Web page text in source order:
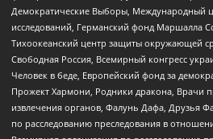
Демократические Выборы, Международный
исследований, Германский фонд Маршалла
Тихоокеанский центр защиты окружающей
Свободная Россия, Всемирный конгресс
Человек в беде, Европейский фонд за
Прожект Хармони, Родники дракона, Врачи
извлечения органов, Фалунь Дафа, Друзья
по расследованию преследования в